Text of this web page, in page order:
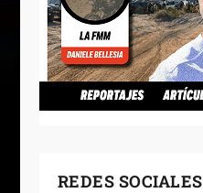
REDES SOCIALES